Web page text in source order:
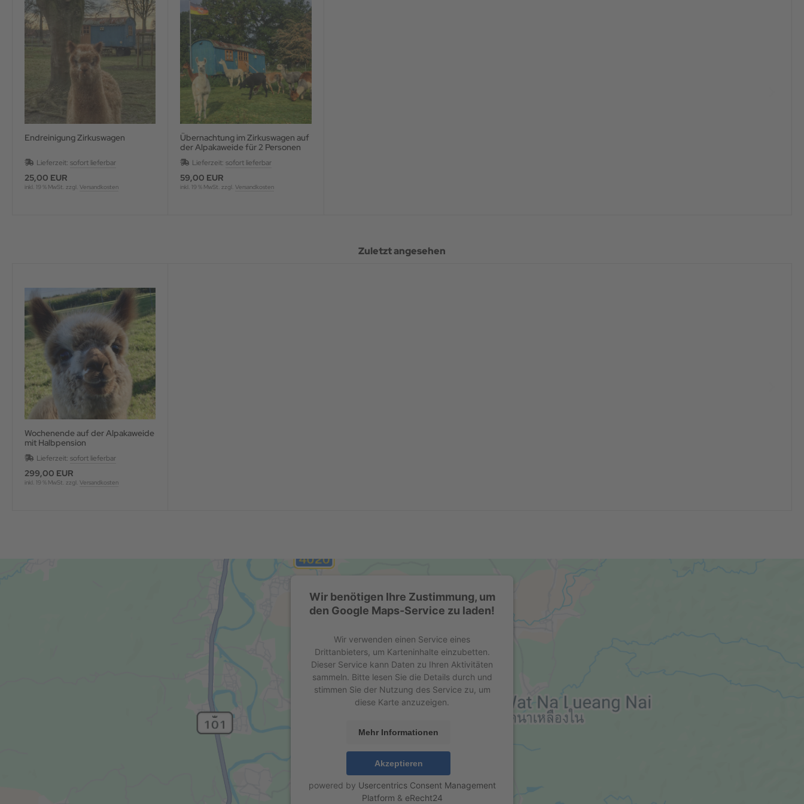
Endreinigung Zirkuswagen
Lieferzeit: sofort lieferbar
25,00 EUR
inkl. 19 % MwSt. zzgl. Versandkosten
Übernachtung im Zirkuswagen auf
der Alpakaweide für 2 Personen
pro Nacht
Lieferzeit:sofort lieferbar
59,00 EUR
inkl. 19 % MwSt. zzgl.Versandkosten
Zuletzt angesehen
Wochenende auf der Alpakaweide
mit Halbpension
Lieferzeit: sofort lieferbar
299,00 EUR
inkl. 19 % MwSt. zzgl. Versandkosten
Wir benötigen Ihre Zustimmung, um
den Google Maps-Service zu laden!
Wir verwenden einen Service eines
Drittanbieters, um Karteninhalte einzubetten.
Dieser Service kann Daten zu Ihren Aktivitäten
sammeln. Bitte lesen Sie die Details durch und
stimmen Sie der Nutzung des Service zu, um
diese Karte anzuzeigen.
Mehr Informationen
Akzeptieren
powered by Usercentrics Consent Management
Platform & eRecht24